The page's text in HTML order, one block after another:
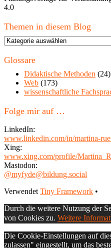
4.0
Themen in diesem Blog
Themen
diesem
Glossare
Didaktische Methoden (24)
Web (173)
wissenschaftliche
Folge mir auf …
LinkedIn:
www.linkedin.com/in/martina-
Xing:
www.xing.com/profile/
Mastodon:
@myfyde@bildung.social
Footer
Inhalt
Verwendet Tiny Framework •
Durch die weitere Nutzung der
von Cookies zu. Weitere
Die Cookie-Einstellungen auf
zulassen" eingestellt, um das